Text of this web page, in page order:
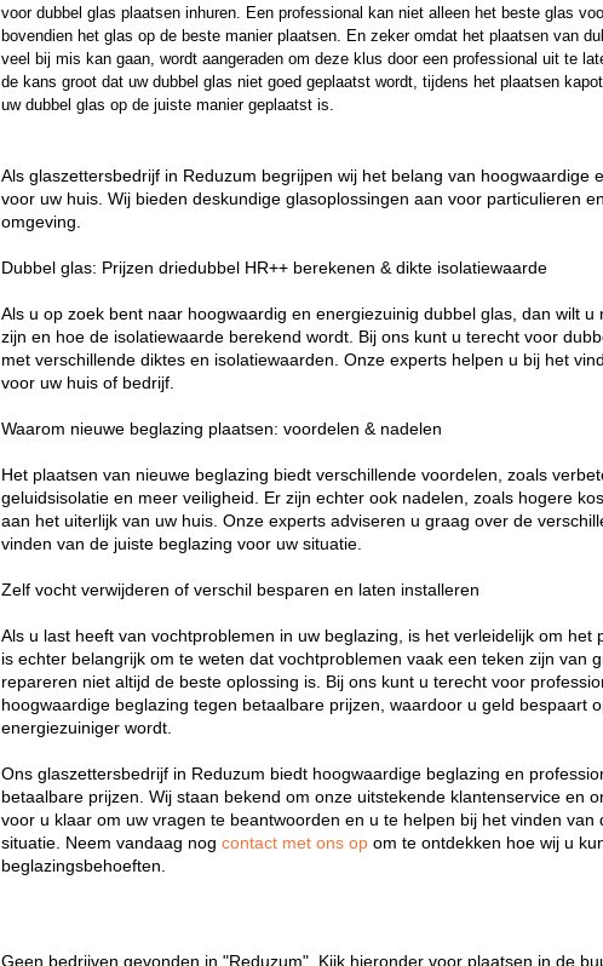
voor dubbel glas plaatsen inhuren. Een professional kan niet alleen het beste glas
bovendien het glas op de beste manier plaatsen. En zeker omdat het plaatsen van
veel bij mis kan gaan, wordt aangeraden om deze klus door een professional uit te
de kans groot dat uw dubbel glas niet goed geplaatst wordt, tijdens het plaatsen
uw dubbel glas op de juiste manier geplaatst is.
Als glaszettersbedrijf in Reduzum begrijpen wij het belang van hoogwaardige
voor uw huis. Wij bieden deskundige glasoplossingen aan voor particulieren
omgeving.
Dubbel glas: Prijzen driedubbel HR++ berekenen & dikte isolatiewaarde
Als u op zoek bent naar hoogwaardig en energiezuinig dubbel glas, dan wilt u
zijn en hoe de isolatiewaarde berekend wordt. Bij ons kunt u terecht voor
met verschillende diktes en isolatiewaarden. Onze experts helpen u bij het
voor uw huis of bedrijf.
Waarom nieuwe beglazing plaatsen: voordelen & nadelen
Het plaatsen van nieuwe beglazing biedt verschillende voordelen, zoals
geluidsisolatie en meer veiligheid. Er zijn echter ook nadelen, zoals hogere
aan het uiterlijk van uw huis. Onze experts adviseren u graag over de
vinden van de juiste beglazing voor uw situatie.
Zelf vocht verwijderen of verschil besparen en laten installeren
Als u last heeft van vochtproblemen in uw beglazing, is het verleidelijk om het
is echter belangrijk om te weten dat vochtproblemen vaak een teken zijn van
repareren niet altijd de beste oplossing is. Bij ons kunt u terecht voor
hoogwaardige beglazing tegen betaalbare prijzen, waardoor u geld bespaart
energiezuiniger wordt.
Ons glaszettersbedrijf in Reduzum biedt hoogwaardige beglazing en
betaalbare prijzen. Wij staan bekend om onze uitstekende klantenservice en
voor u klaar om uw vragen te beantwoorden en u te helpen bij het vinden van
situatie. Neem vandaag nogcontact met ons opom te ontdekken hoe wij u
beglazingsbehoeften.
Geen bedrijven gevonden in "Reduzum". Kijk hieronder voor plaatsen in de